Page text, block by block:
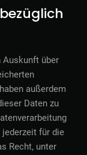
Auskunft über
außerdem
Daten zu
für die
Recht, unter